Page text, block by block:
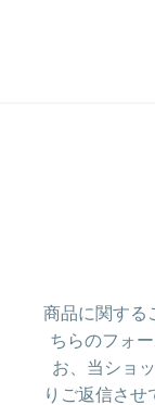
商品に関する
ちらのフォ
お、当ショ
りご返信させ